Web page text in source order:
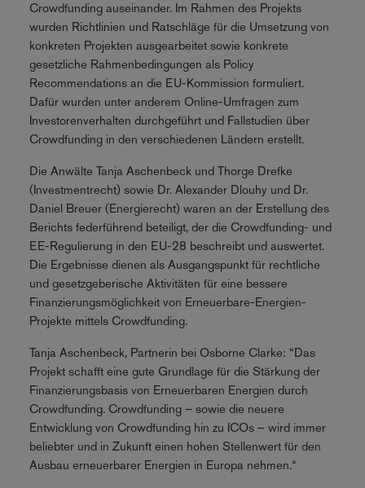
Crowdfunding auseinander. Im Rahmen des Projekts
wurden Richtlinien und Ratschläge für die Umsetzung von
konkreten Projekten ausgearbeitet sowie konkrete
gesetzliche Rahmenbedingungen als Policy
Recommendations an die EU-Kommission formuliert.
Dafür wurden unter anderem Online-Umfragen zum
Investorenverhalten durchgeführt und Fallstudien über
Crowdfunding in den verschiedenen Ländern erstellt.
Die Anwälte Tanja Aschenbeck und Thorge Drefke
(Investmentrecht) sowie Dr. Alexander Dlouhy und Dr.
Daniel Breuer (Energierecht) waren an der Erstellung des
Berichts federführend beteiligt, der die Crowdfunding- und
EE-Regulierung in den EU-28 beschreibt und auswertet.
Die Ergebnisse dienen als Ausgangspunkt für rechtliche
und gesetzgeberische Aktivitäten für eine bessere
Finanzierungsmöglichkeit von Erneuerbare-Energien-
Projekte mittels Crowdfunding.
Tanja Aschenbeck, Partnerin bei Osborne Clarke: “Das
Projekt schafft eine gute Grundlage für die Stärkung der
Finanzierungsbasis von Erneuerbaren Energien durch
Crowdfunding. Crowdfunding – sowie die neuere
Entwicklung von Crowdfunding hin zu ICOs – wird immer
beliebter und in Zukunft einen hohen Stellenwert für den
Ausbau erneuerbarer Energien in Europa nehmen.“